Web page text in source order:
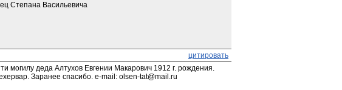
Степана Васильевича
цитировать
могилу деда Алтухов Евгении Макарович 1912 г. рождения.
Заранее спасибо. e-mail: olsen-tat@mail.ru